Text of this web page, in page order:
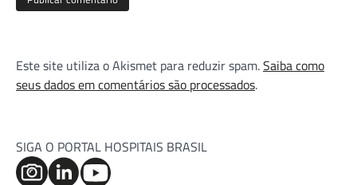
Este site utiliza o Akismet para reduzir spam.Saiba como
seus dados em comentários são processados.
SIGA O PORTAL HOSPITAIS BRASIL